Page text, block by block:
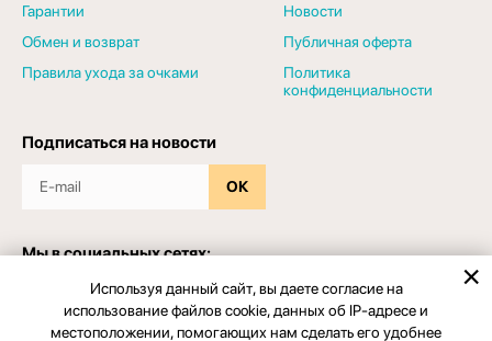
Гарантии
Обмен и возврат
Правила ухода за очками
Новости
Публичная оферта
Политика
конфиденциальности
Подписаться на новости
ОК
Мы в социальных сетях:
Используя данный сайт, вы даете согласие на
использование файлов cookie, данных об IP-адресе и
местоположении, помогающих нам сделать его удобнее